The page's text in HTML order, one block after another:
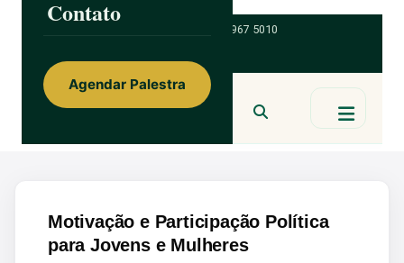
47 9 9967 5010
Ainor Lotério
Contato
Agendar Palestra
Motivação e Participação Política
para Jovens e Mulheres